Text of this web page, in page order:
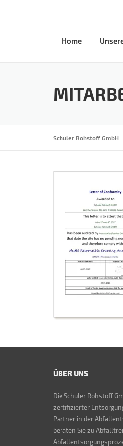
Home
Schuler Rohstoff GmbH
ÜBER UNS
Die Schuler Rohstoff
zertifizierter
Partner in der
beraten Sie zu